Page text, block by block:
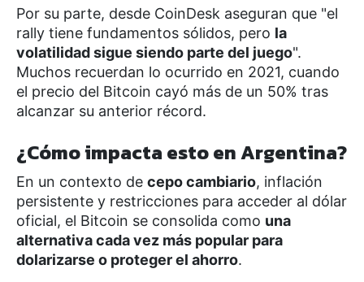
Por su parte, desde CoinDesk aseguran que "el
rally tiene fundamentos sólidos, pero la
volatilidad sigue siendo parte del juego".
Muchos recuerdan lo ocurrido en 2021, cuando
el precio del Bitcoin cayó más de un 50% tras
alcanzar su anterior récord.
¿Cómo impacta esto en Argentina?
En un contexto de cepo cambiario, inflación
persistente y restricciones para acceder al dólar
oficial, el Bitcoin se consolida como una
alternativa cada vez más popular para
dolarizarse o proteger el ahorro.